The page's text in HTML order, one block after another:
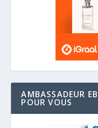
AMBASSADEUR
POUR VOUS